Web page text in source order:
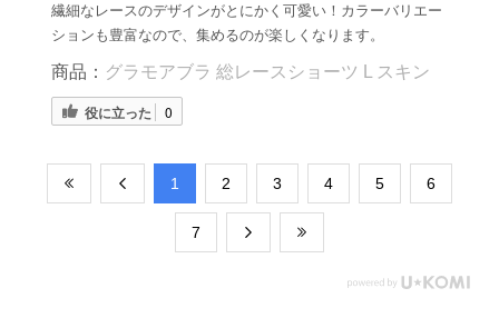
繊細なレースのデザインがとにかく可愛い！カラーバリエー
ションも豊富なので、集めるのが楽しくなります。
商品： グラモアブラ 総レースショーツ L スキン
役に立った 0
​1 ​2 ​3 ​4 ​5 ​6
​7